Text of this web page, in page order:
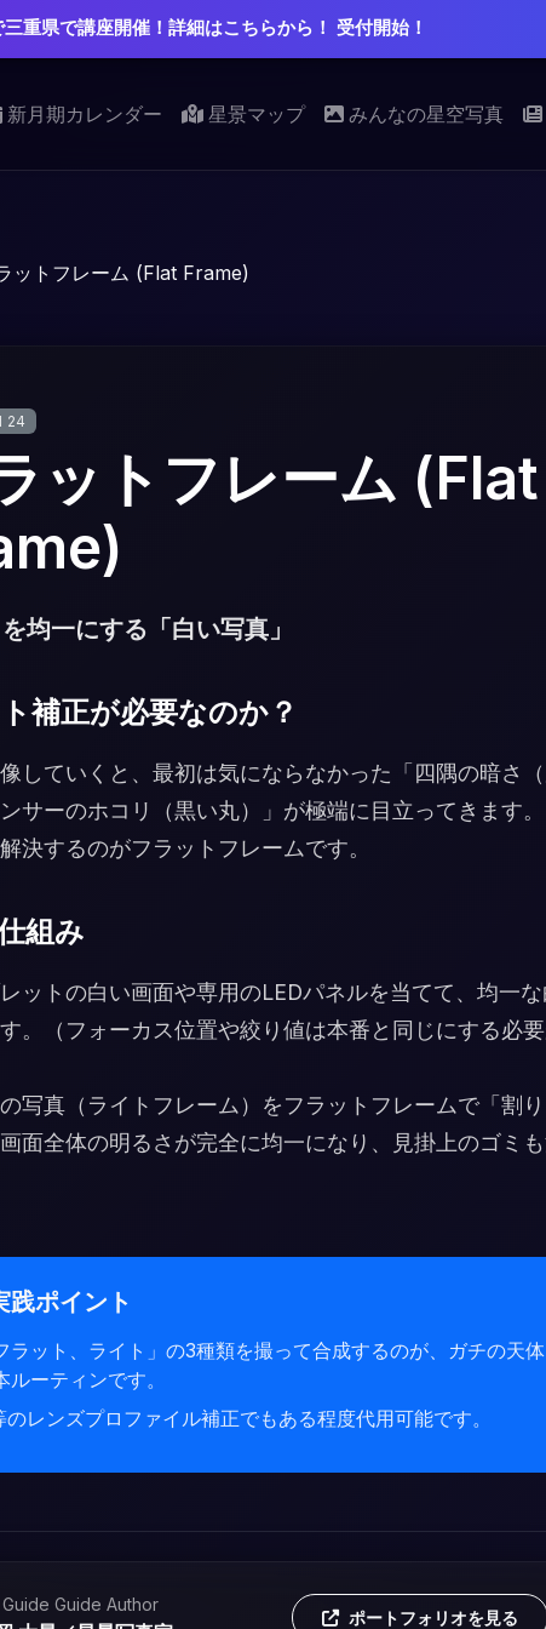
重県で講座開催！詳細はこちらから！ 受付開始！
新月期カレンダー 星景マップ みんなの星空写真
ットフレーム (Flat Frame)
24
ットフレーム (Flat
均一にする「白い写真」
補正が必要なのか？
していくと、最初は気にならなかった「四隅の暗さ
サーのホコリ（黒い丸）」が極端に目立ってきます。
決するのがフラットフレームです。
組み
ットの白い画面や専用のLEDパネルを当てて、均一な
。（フォーカス位置や絞り値は本番と同じにする必
写真（ライトフレーム）をフラットフレームで「割り
面全体の明るさが完全に均一になり、見掛上のゴミ
践ポイント
ラット、ライト」の3種類を撮って合成するのが、ガチの天体
ーティンです。
レンズプロファイル補正でもある程度代用可能です。
Guide Author
ポートフォリオを見る